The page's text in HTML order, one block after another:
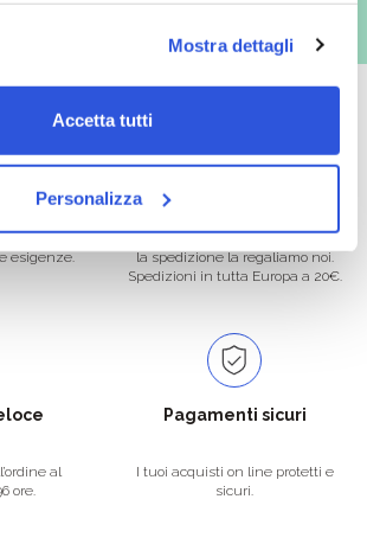
Mostra dettagli
Accetta tutti
Personalizza
e completo
esigenze.
Con un acquisto minimo di 29.90 €
la spedizione la regaliamo noi.
Spedizioni in tutta Europa a 20€.
al
ore.
Pagamenti sicuri
I tuoi acquisti on line protetti e
sicuri.